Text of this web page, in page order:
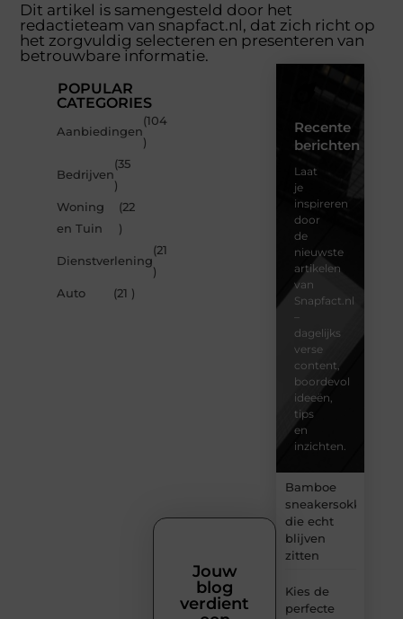
Dit artikel is samengesteld door het
redactieteam van snapfact.nl, dat zich richt op
het zorgvuldig selecteren en presenteren van
betrouwbare informatie.
POPULAR
CATEGORIES
Aanbiedingen
(104
)
Bedrijven
(35
)
Woning
en Tuin
(22
)
Dienstverlening
(21
)
Auto
(21 )
Recente
berichten
Laat
je
inspireren
door
de
nieuwste
artikelen
van
Snapfact.nl
–
dagelijks
verse
content,
boordevol
ideeën,
tips
en
inzichten.
Bamboe
sneakersokken
die echt
blijven
zitten
Kies de
perfecte
Jouw
blog
verdient